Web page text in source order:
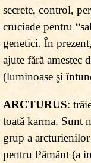
secrete, control,
cruciade pentru
genetici. În
ajute fără amestec
(luminoase şi
ARCTURUS:
toată karma. Sunt
grup a
pentru Pământ (a